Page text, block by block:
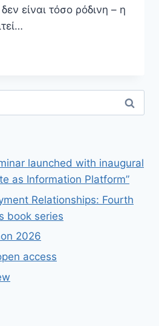
είναι τόσο ρόδινη – η
launched with inaugural
as Information Platform”
Relationships: Fourth
book series
2026
access